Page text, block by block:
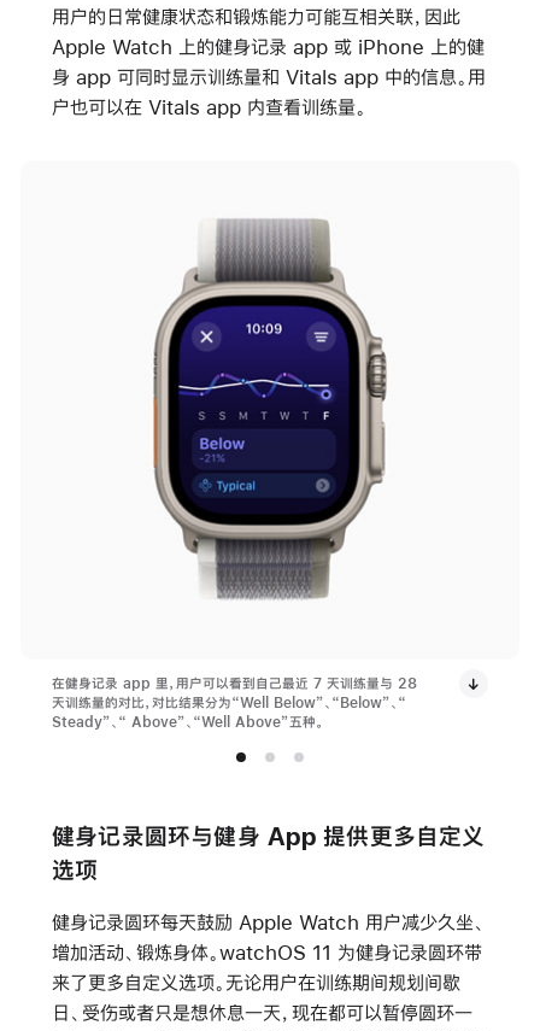
用户的日常健康状态和锻炼能力可能互相关联，因此
Apple Watch 上的健身记录 app 或 iPhone 上的健
身 app 可同时显示训练量和 Vitals app 中的信息。用
户也可以在 Vitals app 内查看训练量。
在健身记录 app 里，用户可以看到自己最近 7 天训练量与 28
天训练量的对比，对比结果分为“Well Below”、“Below”、“
Steady”、“ Above”、“Well Above”五种。
健身记录圆环与健身 App 提供更多自定义
选项
健身记录圆环每天鼓励 Apple Watch 用户减少久坐、
增加活动、锻炼身体。watchOS 11 为健身记录圆环带
来了更多自定义选项。无论用户在训练期间规划间歇
日、受伤或者只是想休息一天，现在都可以暂停圆环一